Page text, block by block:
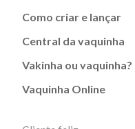
Como criar e lançar
Central da vaquinha
Vakinha ou vaquinha?
Vaquinha Online